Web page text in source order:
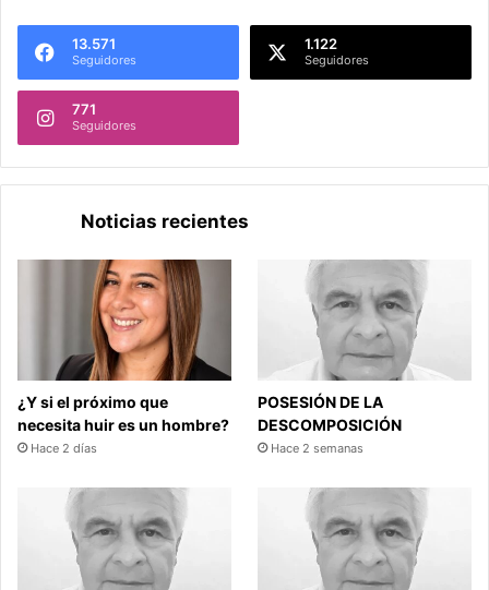
13.571
Seguidores
1.122
Seguidores
771
Seguidores
Noticias recientes
¿Y si el próximo que
necesita huir es un hombre?
Hace 2 días
POSESIÓN DE LA
DESCOMPOSICIÓN
Hace 2 semanas